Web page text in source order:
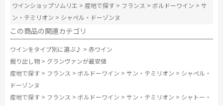
ワインショップソムリエ > 産地で探す > フランス >ボルドーワイン >サ
ン・テミリオン > シャぺル・ドーゾンヌ
この商品の関連カテゴリ
ワインをタイプ別に選ぶ♪ > 赤ワイン
掘り出し物 > グランヴァンが最安値
産地で探す > フランス > ボルドーワイン > サン・テミリオン > シャぺル・
ドーゾンヌ
産地で探す > フランス > ボルドーワイン > サン・テミリオン > シャトー・